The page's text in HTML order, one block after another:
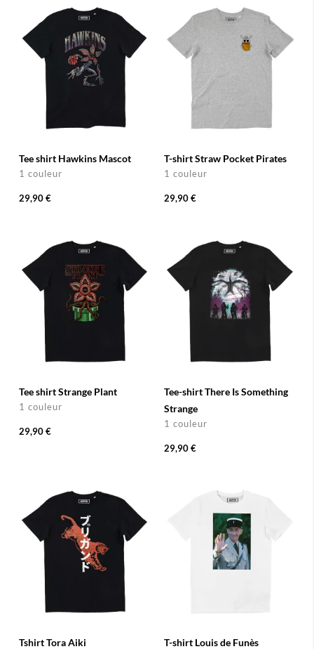
Tee shirt Hawkins Mascot
1 couleur
29,90 €
T-shirt Straw Pocket Pirates
1 couleur
29,90 €
Tee shirt Strange Plant
1 couleur
29,90 €
Tee-shirt There Is Something
Strange
1 couleur
29,90 €
Tshirt Tora Aiki T-shirt Louis de Funès